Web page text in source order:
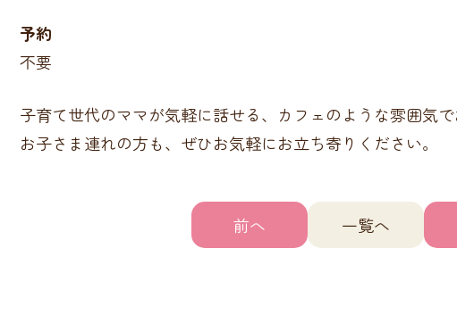
予約
不要
子育て世代のママが気軽に話せる、カフェのような雰囲気で
お子さま連れの方も、ぜひお気軽にお立ち寄りください。
前へ 一覧へ